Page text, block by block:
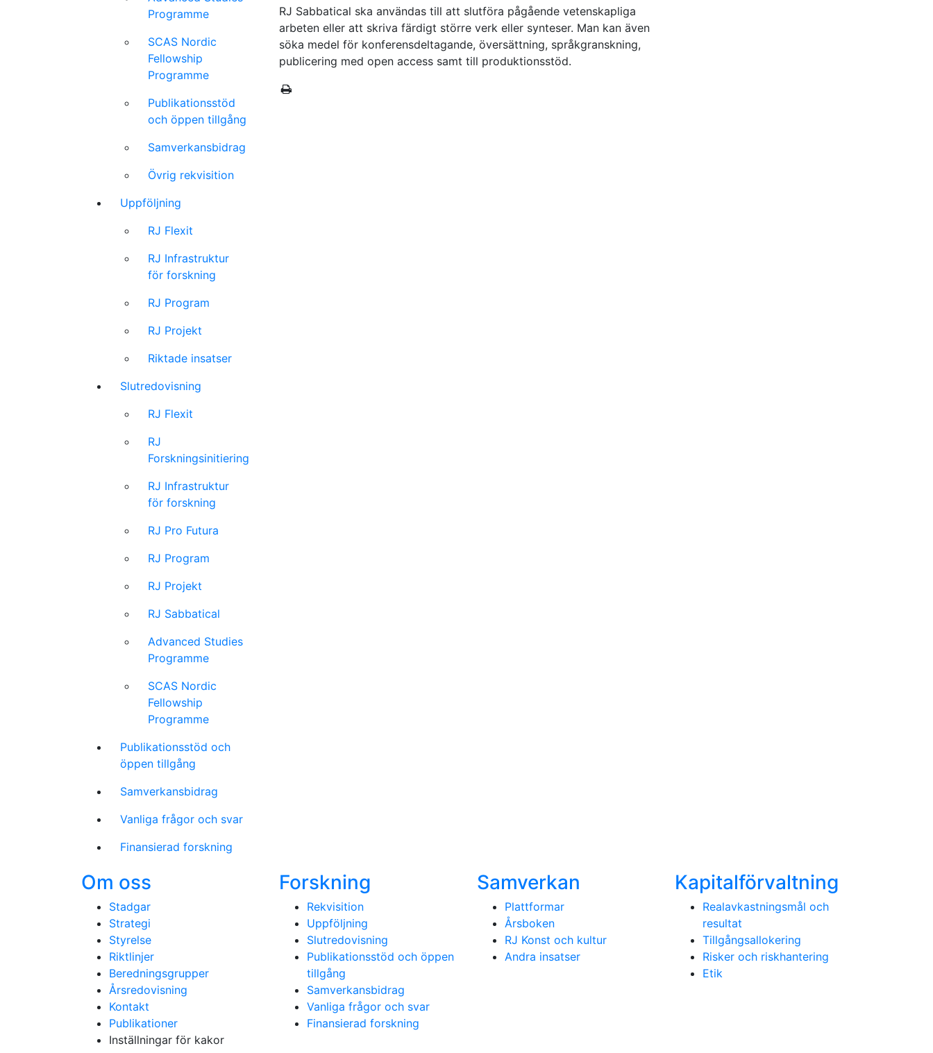
Programme
SCAS Nordic
Fellowship
Programme
Publikationsstöd
och öppen tillgång
Samverkansbidrag
Övrig rekvisition
Uppföljning
RJ Flexit
RJ Infrastruktur
för forskning
RJ Program
RJ Projekt
Riktade insatser
Slutredovisning
RJ Flexit
RJ
Forskningsinitiering
RJ Infrastruktur
för forskning
RJ Pro Futura
RJ Program
RJ Projekt
RJ Sabbatical
Advanced Studies
Programme
SCAS Nordic
Fellowship
Programme
Publikationsstöd och
öppen tillgång
Samverkansbidrag
Vanliga frågor och svar
Finansierad forskning
RJ Sabbatical ska användas till att slutföra pågående vetenskapliga
arbeten eller att skriva färdigt större verk eller synteser. Man kan även
söka medel för konferensdeltagande, översättning, språkgranskning,
publicering med open access samt till produktionsstöd.
Om oss
Stadgar
Strategi
Styrelse
Riktlinjer
Beredningsgrupper
Årsredovisning
Kontakt
Publikationer
Inställningar för kakor
Forskning
Rekvisition
Uppföljning
Slutredovisning
Publikationsstöd och öppen
tillgång
Samverkansbidrag
Vanliga frågor och svar
Finansierad forskning
Samverkan
Plattformar
Årsboken
RJ Konst och kultur
Andra insatser
Kapitalförvaltning
Realavkastningsmål och
resultat
Tillgångsallokering
Risker och riskhantering
Etik